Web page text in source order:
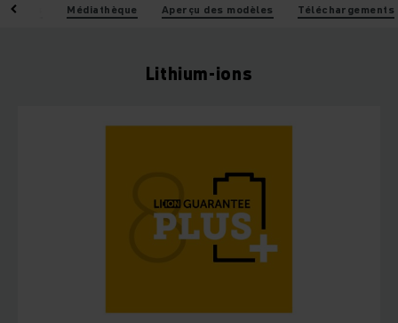
Médiathèque Aperçu des modèles Téléchargements
Lithium-ions